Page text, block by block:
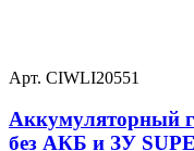
Арт. CIWLI20551
Аккумуляторный
без АКБ и ЗУ